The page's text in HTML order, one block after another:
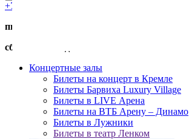
+7 (495) 411-90-82
пн.-пт. с 11:00 до 19:00
сб.-вс. с 11:00 до 17:00
Концертные залы
Билеты на концерт в Кремле
Билеты Барвиха Luxury Village
Билеты в LIVE Арена
Билеты на ВТБ Арену – Динамо
Билеты в Лужники
Билеты в театр Ленком